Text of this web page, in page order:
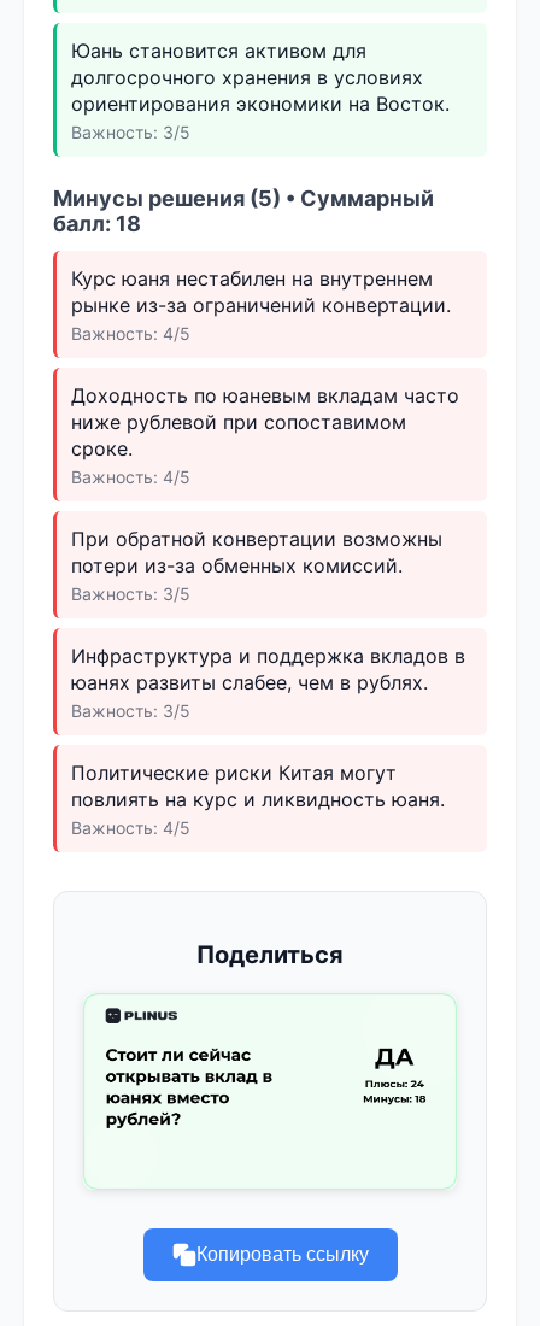
Юань становится активом для
долгосрочного хранения в условиях
ориентирования экономики на Восток.
Важность: 3/5
Минусы решения (5) • Суммарный
балл: 18
Курс юаня нестабилен на внутреннем
рынке из-за ограничений конвертации.
Важность: 4/5
Доходность по юаневым вкладам часто
ниже рублевой при сопоставимом
сроке.
Важность: 4/5
При обратной конвертации возможны
потери из-за обменных комиссий.
Важность: 3/5
Инфраструктура и поддержка вкладов в
юанях развиты слабее, чем в рублях.
Важность: 3/5
Политические риски Китая могут
повлиять на курс и ликвидность юаня.
Важность: 4/5
Поделиться
Копировать ссылку